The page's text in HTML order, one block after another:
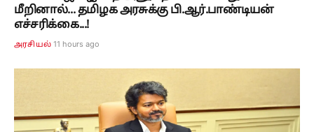
மீறினால்... தமிழக அரசுக்கு பி.ஆர்.பாண்டியன்
எச்சரிக்கை...!
அரசியல் 11 hours ago